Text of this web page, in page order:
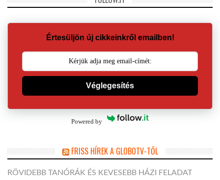
Értesüljön új cikkeinkről emailben!
Véglegesítés
Powered by
FRISS HÍREK A GLOBOTV-TŐL
RÖVIDEBB TANÓRÁK ÉS KEVESEBB HÁZI FELADAT